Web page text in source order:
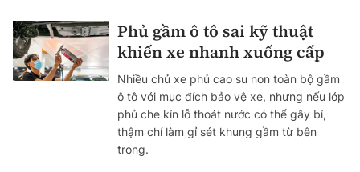
Phủ gầm ô tô sai kỹ thuật
khiến xe nhanh xuống cấp
Nhiều chủ xe phủ cao su non toàn bộ gầm
ô tô với mục đích bảo vệ xe, nhưng nếu lớp
phủ che kín lỗ thoát nước có thể gây bí,
thậm chí làm gỉ sét khung gầm từ bên
trong.